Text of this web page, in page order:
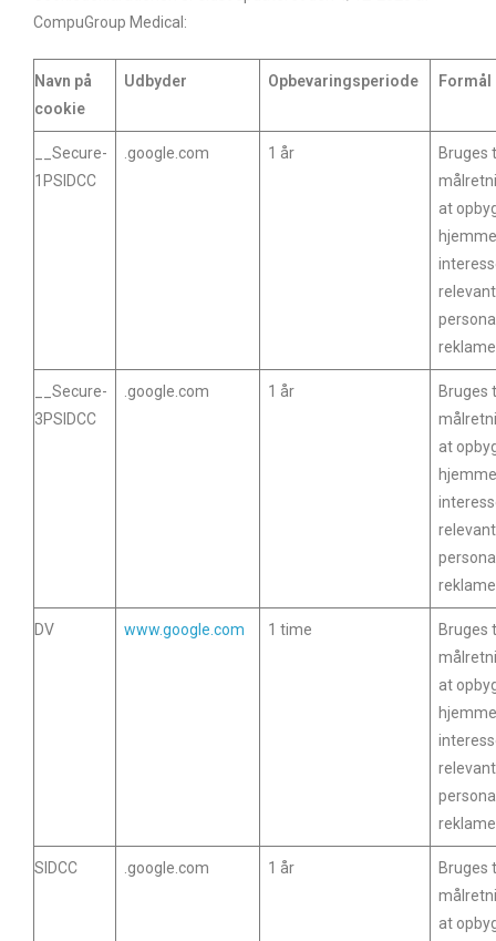
CompuGroup Medical:
Navn på
cookie
Udbyder Opbevaringsperiode Formål
__Secure-
1PSIDCC
.google.com 1 år
Bruges
at
__Secure-
3PSIDCC
.google.com 1 år
Bruges
at
DV www.google.com 1 time
Bruges
at
SIDCC .google.com 1 år
Bruges
at